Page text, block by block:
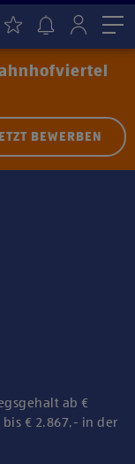
JETZT BEWERBEN
ab €
€ 2.867,- in der